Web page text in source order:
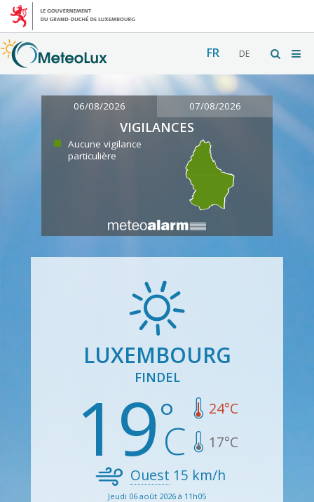
FR DE
06/08/2026 07/08/2026
VIGILANCES
Aucune vigilance
particulière
LUXEMBOURG
FINDEL
19 24°C
17°C
Ouest 15 km/h
Jeudi 06 août 2026 à 11h05